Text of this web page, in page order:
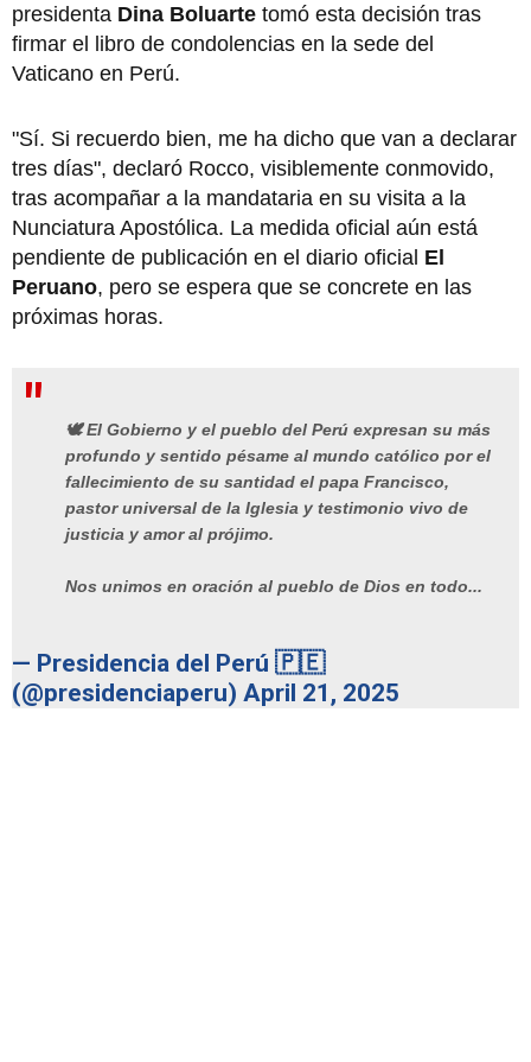
presidenta Dina Boluarte tomó esta decisión tras
firmar el libro de condolencias en la sede del
Vaticano en Perú.
"Sí. Si recuerdo bien, me ha dicho que van a declarar
tres días", declaró Rocco, visiblemente conmovido,
tras acompañar a la mandataria en su visita a la
Nunciatura Apostólica. La medida oficial aún está
pendiente de publicación en el diario oficial El
Peruano, pero se espera que se concrete en las
próximas horas.
🕊️ El Gobierno y el pueblo del Perú expresan su más
profundo y sentido pésame al mundo católico por el
fallecimiento de su santidad el papa Francisco,
pastor universal de la Iglesia y testimonio vivo de
justicia y amor al prójimo.
Nos unimos en oración al pueblo de Dios en todo...
— Presidencia del Perú 🇵🇪
(@presidenciaperu) April 21, 2025